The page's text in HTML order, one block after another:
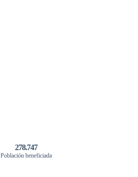
278.747
Población beneficiada